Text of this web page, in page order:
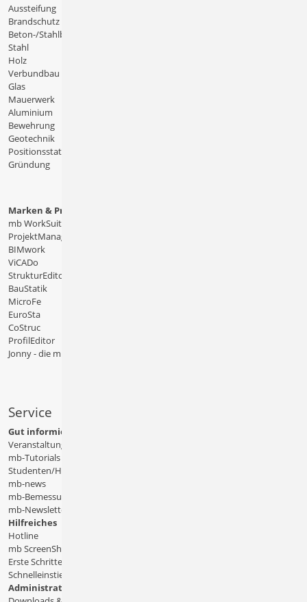
Aussteifung
Brandschutz
Beton-/Stahlbeton
Stahl
Holz
Verbundbau
Glas
Mauerwerk
Aluminium
Bewehrung
Geotechnik
Positionsstatik
Gründung
Marken & Produkte
mb WorkSuite
ProjektManager
BIMwork
ViCADo
StrukturEditor
BauStatik
MicroFe
EuroSta
CoStruc
ProfilEditor
Jonny - die mb-App
Service
Gut informiert
Veranstaltungen
mb-Tutorials
Studenten/Hochschule
mb-news
mb-Bemessungstafeln
mb-Newsletter
Hilfreiches
Hotline
mb ScreenShare
Erste Schritte
Schnelleinstiege & Doku
Administratives